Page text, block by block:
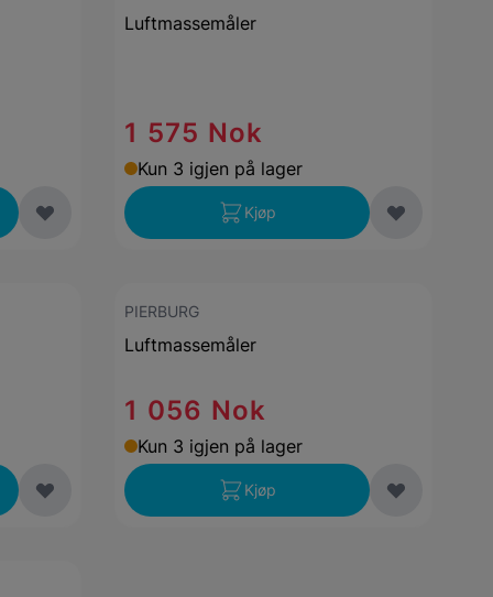
Luftmassemåler
1 575 Nok
Kun 3 igjen på lager
Kjøp
PIERBURG
Luftmassemåler
1 056 Nok
Kun 3 igjen på lager
Kjøp